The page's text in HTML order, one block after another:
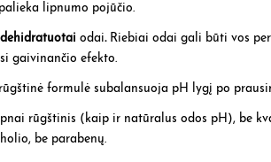
lipnumo pojūčio.
odai.Riebiai odai gali būti vos
gaivinančio efekto.
formulė subalansuoja pH lygį po
rūgštinis (kaip ir natūralus odos pH), be
be parabenų.